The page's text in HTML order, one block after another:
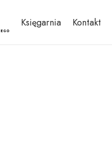
Księgarnia Kontakt